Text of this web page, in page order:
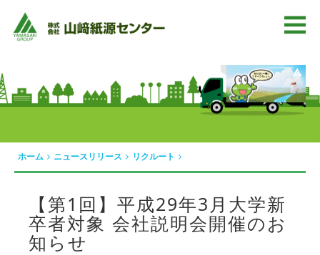
ホーム ニュースリリース リクルート
【第1回】平成29年3月大学新
卒者対象 会社説明会開催のお
知らせ